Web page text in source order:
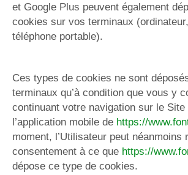
et Google Plus peuvent également
cookies sur vos terminaux
téléphone portable).
Ces types de cookies ne sont
terminaux qu’à condition que vous y
continuant votre navigation sur le Site
l’application mobile de https://
moment, l’Utilisateur peut néanmoins
consentement à ce que https://
dépose ce type de cookies.